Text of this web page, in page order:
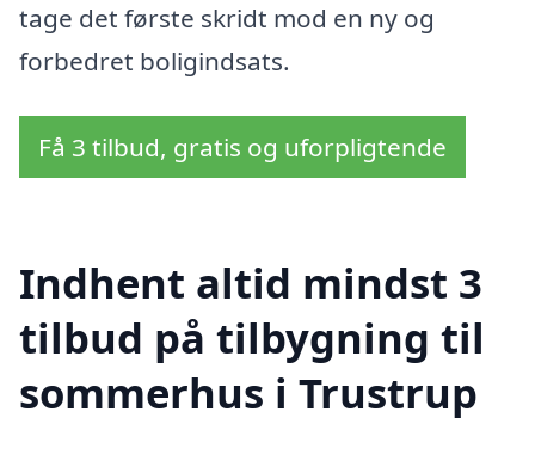
tage det første skridt mod en ny og
forbedret boligindsats.
Få 3 tilbud, gratis og uforpligtende
Indhent altid mindst 3
tilbud på tilbygning til
sommerhus i Trustrup